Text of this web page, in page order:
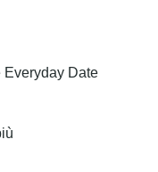
Everyday Date